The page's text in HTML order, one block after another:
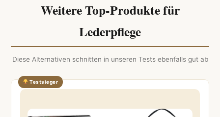
Weitere Top-Produkte für
Lederpflege
Diese Alternativen schnitten in unseren Tests ebenfalls gut ab
Testsieger